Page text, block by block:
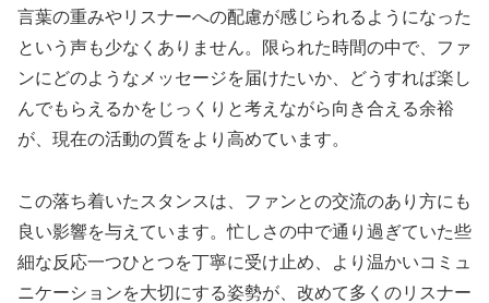
言葉の重みやリスナーへの配慮が感じられるようになった
という声も少なくありません。限られた時間の中で、ファ
ンにどのようなメッセージを届けたいか、どうすれば楽し
んでもらえるかをじっくりと考えながら向き合える余裕
が、現在の活動の質をより高めています。
この落ち着いたスタンスは、ファンとの交流のあり方にも
良い影響を与えています。忙しさの中で通り過ぎていた些
細な反応一つひとつを丁寧に受け止め、より温かいコミュ
ニケーションを大切にする姿勢が、改めて多くのリスナー